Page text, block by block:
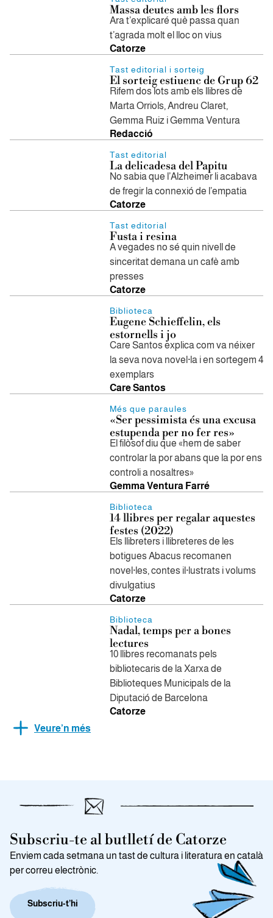
Massa deutes amb les flors
Ara t’explicaré què passa quan
t’agrada molt el lloc on vius
Catorze
Tast editorial i sorteig
El sorteig estiuenc de Grup 62
Rifem dos lots amb els llibres de
Marta Orriols, Andreu Claret,
Gemma Ruiz i Gemma Ventura
Redacció
Tast editorial
La delicadesa del Papitu
No sabia que l’Alzheimer li acabava
de fregir la connexió de l’empatia
Catorze
Tast editorial
Fusta i resina
A vegades no sé quin nivell de
sinceritat demana un cafè amb
presses
Catorze
Biblioteca
Eugene Schieffelin, els
estornells i jo
Care Santos explica com va néixer
la seva nova novel·la i en sortegem 4
exemplars
Care Santos
Més que paraules
«Ser pessimista és una excusa
estupenda per no fer res»
El filòsof diu que «hem de saber
controlar la por abans que la por ens
controli a nosaltres»
Gemma Ventura Farré
Biblioteca
14 llibres per regalar aquestes
festes (2022)
Els llibreters i llibreteres de les
botigues Abacus recomanen
novel·les, contes il·lustrats i volums
divulgatius
Catorze
Biblioteca
Nadal, temps per a bones
lectures
10 llibres recomanats pels
bibliotecaris de la Xarxa de
Biblioteques Municipals de la
Diputació de Barcelona
Catorze
Veure’n més
Subscriu-te al butlletí de Catorze
Enviem cada setmana un tast de cultura i literatura en català
per correu electrònic.
Subscriu-t’hi